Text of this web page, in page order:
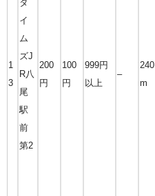
1
3
タ
イ
ム
ズJ
R八
尾
駅
前
第2
200
円
100
円
999円
以上
–
240
m